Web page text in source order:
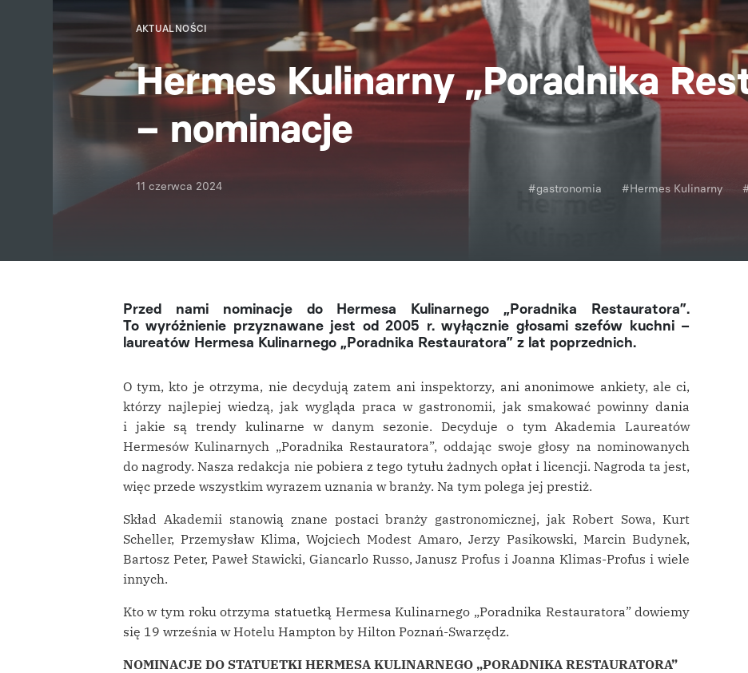
AKTUALNOŚCI
Hermes Kulinarny „Poradnika
– nominacje
11 czerwca 2024 #gastronomia #Hermes Kulinarny
Przed nami nominacje do Hermesa Kulinarnego „Poradnika Restauratora”.
To wyróżnienie przyznawane jest od 2005 r. wyłącznie głosami szefów kuchni –
laureatów Hermesa Kulinarnego „Poradnika Restauratora” z lat poprzednich.
O tym, kto je otrzyma, nie decydują zatem ani inspektorzy, ani anonimowe ankiety, ale ci,
którzy najlepiej wiedzą, jak wygląda praca w gastronomii, jak smakować powinny dania
i jakie są trendy kulinarne w danym sezonie. Decyduje o tym Akademia Laureatów
Hermesów Kulinarnych „Poradnika Restauratora”, oddając swoje głosy na nominowanych
do nagrody. Nasza redakcja nie pobiera z tego tytułu żadnych opłat i licencji. Nagroda ta jest,
więc przede wszystkim wyrazem uznania w branży. Na tym polega jej prestiż.
Skład Akademii stanowią znane postaci branży gastronomicznej, jak Robert Sowa, Kurt
Scheller, Przemysław Klima, Wojciech Modest Amaro, Jerzy Pasikowski, Marcin Budynek,
Bartosz Peter, Paweł Stawicki, Giancarlo Russo, Janusz Profus i Joanna Klimas-Profus i wiele
innych.
Kto w tym roku otrzyma statuetką Hermesa Kulinarnego „Poradnika Restauratora” dowiemy
się 19 września w Hotelu Hampton by Hilton Poznań-Swarzędz.
NOMINACJE DO STATUETKI HERMESA KULINARNEGO „PORADNIKA RESTAURATORA”